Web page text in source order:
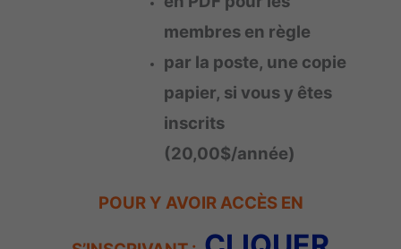
membres en règle
par la poste, une copie
papier, si vous y êtes
inscrits
(20,00$/année)
POUR Y AVOIR ACCÈS EN